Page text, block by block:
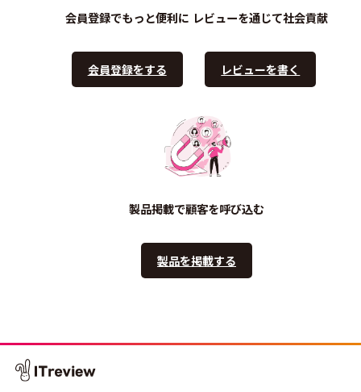
会員登録でもっと便利に
会員登録をする
レビューを通じて社会貢献
レビューを書く
製品掲載で顧客を呼び込む
製品を掲載する